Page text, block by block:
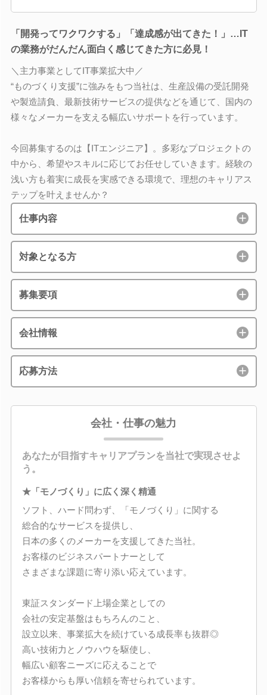
「開発ってワクワクする」「達成感が出てきた！」…IT
の業務がだんだん面白く感じてきた方に必見！
＼主力事業としてIT事業拡大中／
“ものづくり支援”に強みをもつ当社は、生産設備の受託開発
や製造請負、最新技術サービスの提供などを通じて、国内の
様々なメーカーを支える幅広いサポートを行っています。
今回募集するのは【ITエンジニア】。多彩なプロジェクトの
中から、希望やスキルに応じてお任せしていきます。経験の
浅い方も着実に成長を実感できる環境で、理想のキャリアス
テップを叶えませんか？
仕事内容
対象となる方
募集要項
会社情報
応募方法
会社・仕事の魅力
あなたが目指すキャリアプランを当社で実現させよ
う。
★「モノづくり」に広く深く精通
ソフト、ハード問わず、「モノづくり」に関する
総合的なサービスを提供し、
日本の多くのメーカーを支援してきた当社。
お客様のビジネスパートナーとして
さまざまな課題に寄り添い応えています。
東証スタンダード上場企業としての
会社の安定基盤はもちろんのこと、
設立以来、事業拡大を続けている成長率も抜群◎
高い技術力とノウハウを駆使し、
幅広い顧客ニーズに応えることで
お客様からも厚い信頼を寄せられています。